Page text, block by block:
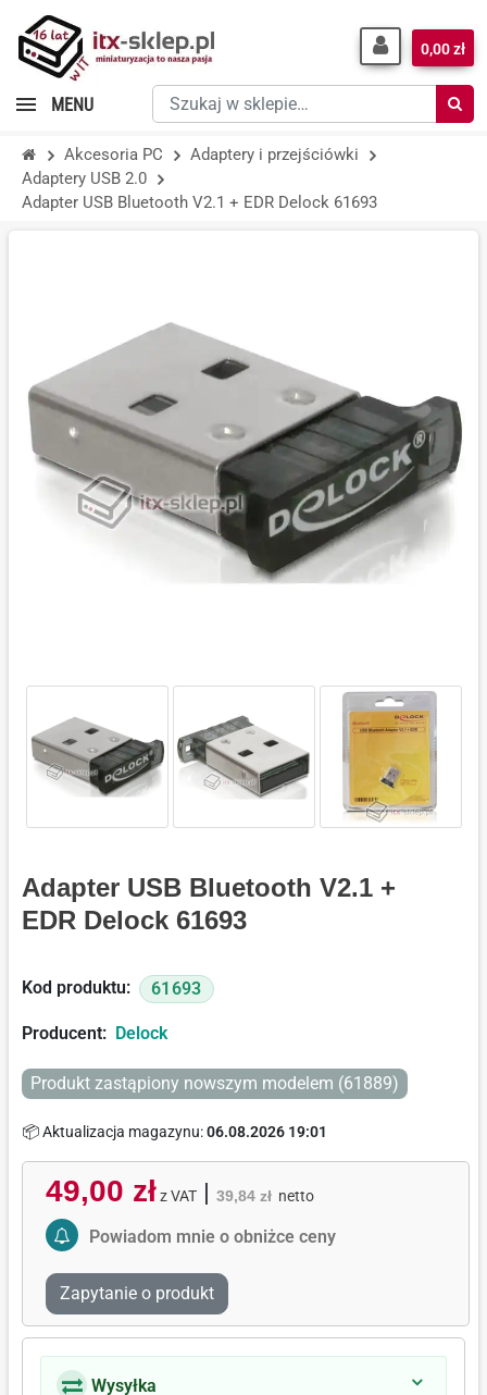
Szukaj
w
sklepie…
0,00 zł
MENU
Akcesoria PC
Adaptery i przejściówki
Adaptery USB 2.0
Adapter USB Bluetooth V2.1 + EDR Delock 61693
Adapter USB Bluetooth V2.1 +
EDR Delock 61693
Kod produktu: 61693
Producent: Delock
Produkt zastąpiony nowszym modelem (61889)
📦 Aktualizacja magazynu:06.08.2026 19:01
49,00 zł z VAT| 39,84 zł netto
Activate Price Alert
Powiadom mnie o obniżce ceny
Zapytanie o produkt
Wysyłka